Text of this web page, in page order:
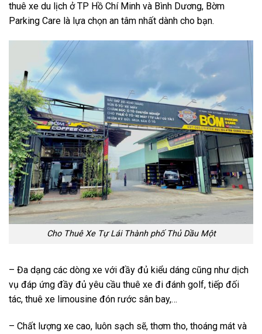
thuê xe du lịch ở TP Hồ Chí Minh và Bình Dương, Bờm
Parking Care là lựa chọn an tâm nhất dành cho bạn.
Cho Thuê Xe Tự Lái Thành phố Thủ Dầu Một
– Đa dạng các dòng xe với đầy đủ kiểu dáng cũng như dịch
vụ đáp ứng đầy đủ yêu cầu thuê xe đi đánh golf, tiếp đối
tác, thuê xe limousine đón rước sân bay,…
– Chất lượng xe cao, luôn sạch sẽ, thơm tho, thoáng mát và